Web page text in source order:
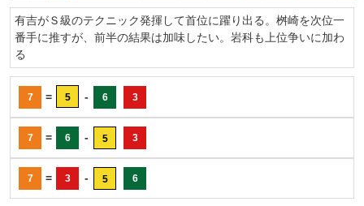
有吉がＳ級のテクニック発揮して首位に躍り出る。桝崎を次位一
番手に推すが、前半の結果は加味したい。岩科も上位争いに加わ
る
7 = 5 - 6 3
7 = 6 - 5 3
7 = 3 - 5 6